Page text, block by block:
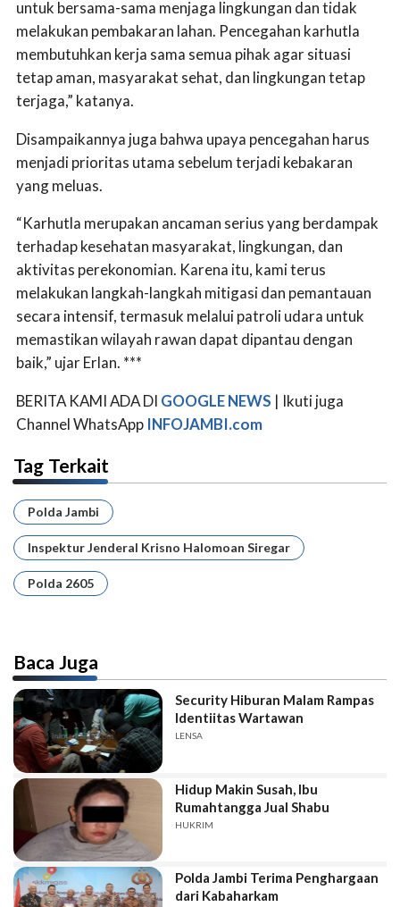
untuk bersama-sama menjaga lingkungan dan tidak
melakukan pembakaran lahan. Pencegahan karhutla
membutuhkan kerja sama semua pihak agar situasi
tetap aman, masyarakat sehat, dan lingkungan tetap
terjaga,” katanya.
Disampaikannya juga bahwa upaya pencegahan harus
menjadi prioritas utama sebelum terjadi kebakaran
yang meluas.
“Karhutla merupakan ancaman serius yang berdampak
terhadap kesehatan masyarakat, lingkungan, dan
aktivitas perekonomian. Karena itu, kami terus
melakukan langkah-langkah mitigasi dan pemantauan
secara intensif, termasuk melalui patroli udara untuk
memastikan wilayah rawan dapat dipantau dengan
baik,” ujar Erlan. ***
BERITA KAMI ADA DI GOOGLE NEWS | Ikuti juga
Channel WhatsApp INFOJAMBI.com
Tag Terkait
Polda Jambi
Inspektur Jenderal Krisno Halomoan Siregar
Polda 2605
Baca Juga
Security Hiburan Malam Rampas
Identiitas Wartawan
LENSA
Hidup Makin Susah, Ibu
Rumahtangga Jual Shabu
HUKRIM
Polda Jambi Terima Penghargaan
dari Kabaharkam